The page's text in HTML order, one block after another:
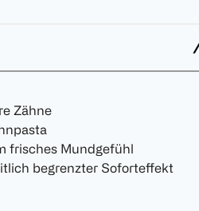
Zähne
frisches Mundgefühl
begrenzter Soforteffekt